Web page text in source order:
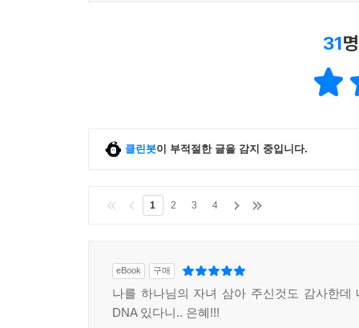
31
클린봇이 부적절한 글을 감지 중입니다.
1 2 3 4
eBook 구매
나를 하나님의 자녀 삼아 주신것도 감사한데
DNA 있다니.. 은혜!!!